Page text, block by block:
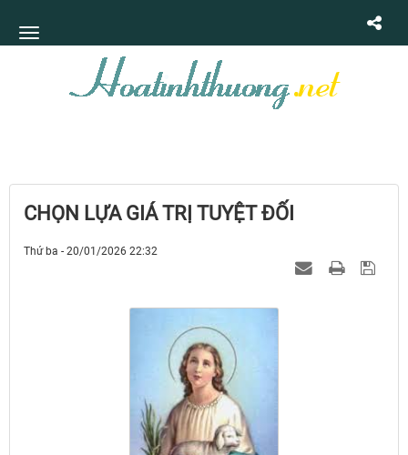
CHỌN LỰA GIÁ TRỊ TUYỆT ĐỐI
Thứ ba - 20/01/2026 22:32